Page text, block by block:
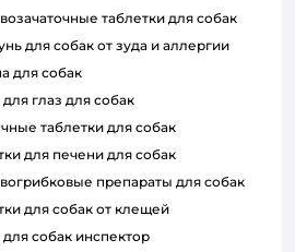
таблетки для собак
для собак от зуда и аллергии
для собак
для глаз для собак
таблетки для собак
для печени для собак
препараты для собак
для собак от клещей
для собак инспектор